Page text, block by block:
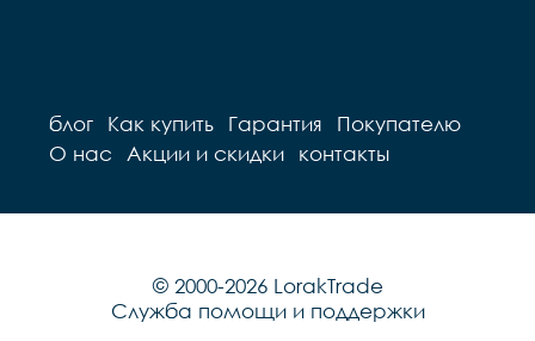
блог Как купить Гарантия
Покупателю
О нас
Акции и скидки контакты
© 2000-2026 LorakTrade
Служба помощи и поддержки